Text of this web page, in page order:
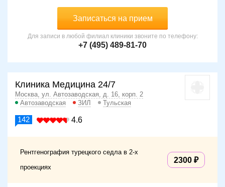
Записаться на прием
Для записи в любой филиал клиники звоните по телефону:
+7 (495) 489-81-70
Клиника Медицина 24/7
Москва, ул. Автозаводская, д. 16, корп. 2
Автозаводская
ЗИЛ Тульская
142 4.6
Рентгенография турецкого седла в 2-х
проекциях
2300